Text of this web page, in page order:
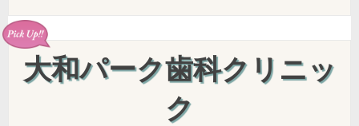
大和パーク歯科クリニッ
ク